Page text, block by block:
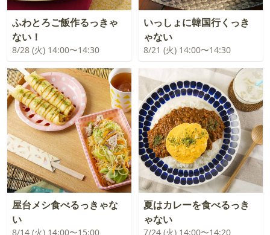
ふわとろご飯作るっきゃ
ない！
8/28 (火) 14:00〜14:30
いっしょに韓国行くっき
ゃない
8/21 (火) 14:00〜14:30
屋台メシ食べるっきゃな
い
8/14 (火) 14:00〜15:00
夏はカレーを食べるっき
ゃない
7/24 (火) 14:00〜14:20